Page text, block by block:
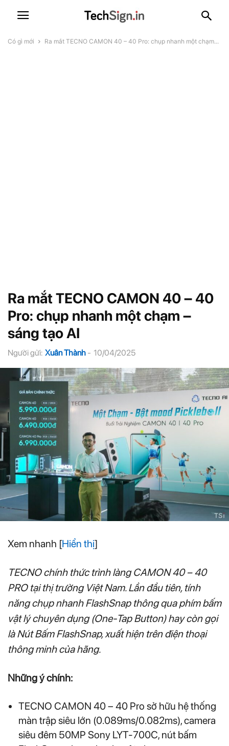
Có gì mới Ra mắt TECNO CAMON 40 – 40 Pro: chụp nhanh một chạm...
Ra mắt TECNO CAMON 40 – 40
Pro: chụp nhanh một chạm –
sáng tạo AI
Người gửi: Xuân Thành - 10/04/2025
Xem nhanh [Hiển thị]
TECNO chính thức trình làng CAMON 40 – 40
PRO tại thị trường Việt Nam. Lần đầu tiên, tính
năng chụp nhanh FlashSnap thông qua phím bấm
vật lý chuyên dụng (One-Tap Button) hay còn gọi
là Nút Bấm FlashSnap, xuất hiện trên điện thoại
thông minh của hãng.
Những ý chính:
TECNO CAMON 40 – 40 Pro sở hữu hệ thống
màn trập siêu lớn (0.089ms/0.082ms), camera
siêu đêm 50MP Sony LYT-700C, nút bấm